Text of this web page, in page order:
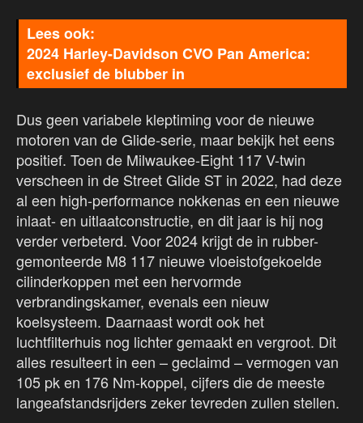
2024 Harley-Davidson CVO Pan America:
exclusief de blubber in
Dus geen variabele kleptiming voor de nieuwe
motoren van de Glide-serie, maar bekijk het eens
positief. Toen de Milwaukee-Eight 117 V-twin
verscheen in de Street Glide ST in 2022, had deze
al een high-performance nokkenas en een nieuwe
inlaat- en uitlaatconstructie, en dit jaar is hij nog
verder verbeterd. Voor 2024 krijgt de in rubber-
gemonteerde M8 117 nieuwe vloeistofgekoelde
cilinderkoppen met een hervormde
verbrandingskamer, evenals een nieuw
koelsysteem. Daarnaast wordt ook het
luchtfilterhuis nog lichter gemaakt en vergroot. Dit
alles resulteert in een – geclaimd – vermogen van
105 pk en 176 Nm-koppel, cijfers die de meeste
langeafstandsrijders zeker tevreden zullen stellen.